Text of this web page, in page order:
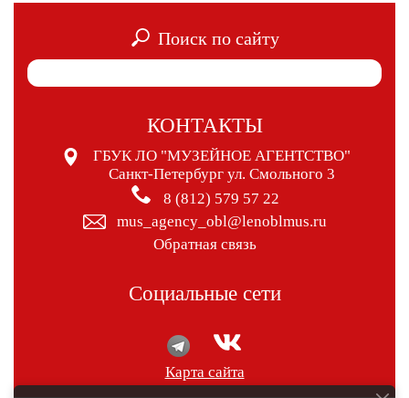
Поиск по сайту
КОНТАКТЫ
ГБУК ЛО "МУЗЕЙНОЕ АГЕНТСТВО"
Санкт-Петербург ул. Смольного 3
8 (812) 579 57 22
mus_agency_obl@lenoblmus.ru
Обратная связь
Социальные сети
Карта сайта